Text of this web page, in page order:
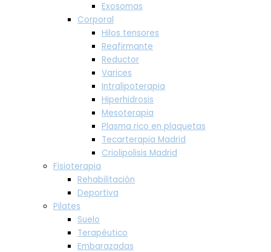
Exosomas
Corporal
Hilos tensores
Reafirmante
Reductor
Varices
Intralipoterapia
Hiperhidrosis
Mesoterapia
Plasma rico en plaquetas
Tecarterapia Madrid
Criolipolisis Madrid
Fisioterapia
Rehabilitación
Deportiva
Pilates
Suelo
Terapéutico
Embarazadas